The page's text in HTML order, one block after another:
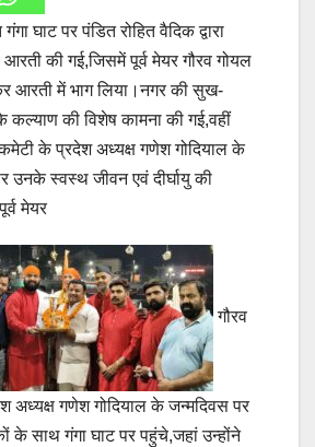
घाट पर पंडित रोहित वैदिक द्वारा
आरती की गई,जिसमें पूर्व मेयर गौरव गोयल
आरती में भाग लिया।नगर की सुख-
कल्याण की विशेष कामना की गई,वहीं
के प्रदेश अध्यक्ष गणेश गोदियाल के
उनके स्वस्थ जीवन एवं दीर्घायु की
मेयर
गौरव
अध्यक्ष गणेश गोदियाल के जन्मदिवस पर
के साथ गंगा घाट पर पहुंचे,जहां उन्होंने